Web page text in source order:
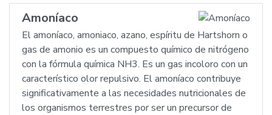
Amoníaco
El amoníaco, amoniaco, azano, espíritu de Hartshorn o
gas de amonio es un compuesto químico de nitrógeno
con la fórmula química NH3. Es un gas incoloro con un
característico olor repulsivo. El amoníaco contribuye
significativamente a las necesidades nutricionales de
los organismos terrestres por ser un precursor de